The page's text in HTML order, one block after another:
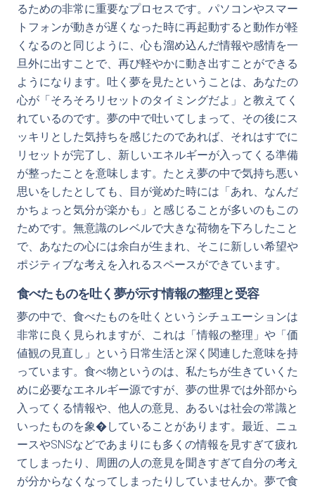
るための非常に重要なプロセスです。パソコンやスマー
トフォンが動きが遅くなった時に再起動すると動作が軽
くなるのと同じように、心も溜め込んだ情報や感情を一
旦外に出すことで、再び軽やかに動き出すことができる
ようになります。吐く夢を見たということは、あなたの
心が「そろそろリセットのタイミングだよ」と教えてく
れているのです。夢の中で吐いてしまって、その後にス
ッキリとした気持ちを感じたのであれば、それはすでに
リセットが完了し、新しいエネルギーが入ってくる準備
が整ったことを意味します。たとえ夢の中で気持ち悪い
思いをしたとしても、目が覚めた時には「あれ、なんだ
かちょっと気分が楽かも」と感じることが多いのもこの
ためです。無意識のレベルで大きな荷物を下ろしたこと
で、あなたの心には余白が生まれ、そこに新しい希望や
ポジティブな考えを入れるスペースができています。
食べたものを吐く夢が示す情報の整理と受容
夢の中で、食べたものを吐くというシチュエーションは
非常に良く見られますが、これは「情報の整理」や「価
値観の見直し」という日常生活と深く関連した意味を持
っています。食べ物というのは、私たちが生きていくた
めに必要なエネルギー源ですが、夢の世界では外部から
入ってくる情報や、他人の意見、あるいは社会の常識と
いったものを象�していることがあります。最近、ニュ
ースやSNSなどであまりにも多くの情報を見すぎて疲れ
てしまったり、周囲の人の意見を聞きすぎて自分の考え
が分からなくなってしまったりしていませんか。夢で食